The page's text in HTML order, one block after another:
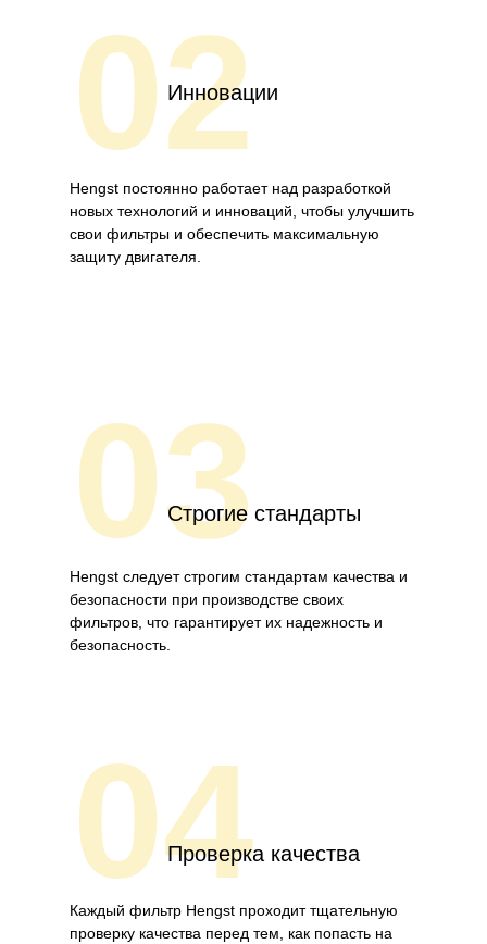
02
Инновации
Hengst постоянно работает над разработкой
новых технологий и инноваций, чтобы улучшить
свои фильтры и обеспечить максимальную
защиту двигателя.
03Строгие стандарты
Hengst следует строгим стандартам качества и
безопасности при производстве своих
фильтров, что гарантирует их надежность и
безопасность.
04Проверка качества
Каждый фильтр Hengst проходит тщательную
проверку качества перед тем, как попасть на